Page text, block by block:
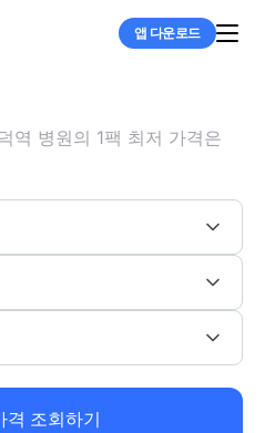
앱 다운로드
역 병원의 1팩 최저 가격은
격 조회하기